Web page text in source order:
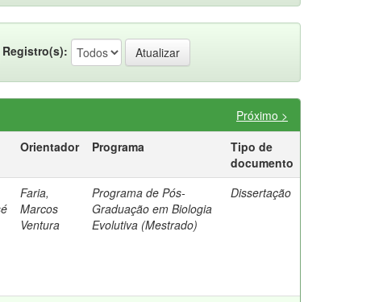
Registro(s):
Próximo >
Orientador Programa
Tipo de
documento
Faria,
Marcos
Ventura
Programa de Pós-
Graduação em Biologia
Evolutiva (Mestrado)
Dissertação